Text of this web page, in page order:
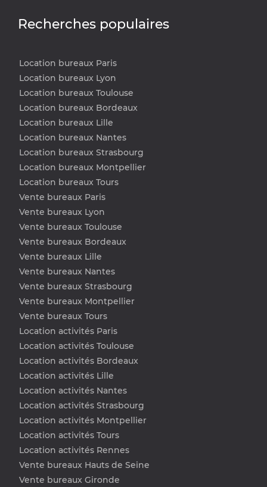
Recherches populaires
Location bureaux Paris
Location bureaux Lyon
Location bureaux Toulouse
Location bureaux Bordeaux
Location bureaux Lille
Location bureaux Nantes
Location bureaux Strasbourg
Location bureaux Montpellier
Location bureaux Tours
Vente bureaux Paris
Vente bureaux Lyon
Vente bureaux Toulouse
Vente bureaux Bordeaux
Vente bureaux Lille
Vente bureaux Nantes
Vente bureaux Strasbourg
Vente bureaux Montpellier
Vente bureaux Tours
Location activités Paris
Location activités Toulouse
Location activités Bordeaux
Location activités Lille
Location activités Nantes
Location activités Strasbourg
Location activités Montpellier
Location activités Tours
Location activités Rennes
Vente bureaux Hauts de Seine
Vente bureaux Gironde